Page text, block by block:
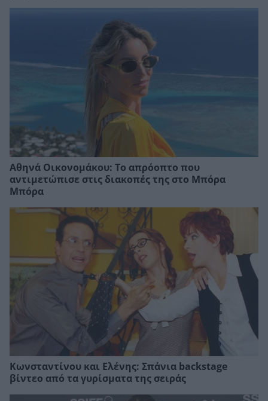
Αθηνά Οικονομάκου: Το απρόοπτο που
αντιμετώπισε στις διακοπές της στο Μπόρα
Μπόρα
Κωνσταντίνου και Ελένης: Σπάνια backstage
βίντεο από τα γυρίσματα της σειράς